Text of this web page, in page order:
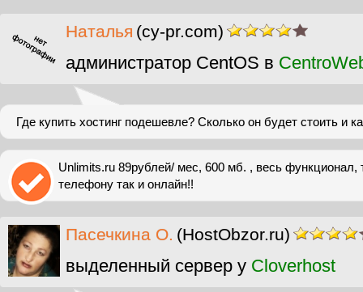
Наталья (cy-pr.com)
администратор CentOS в
Где купить хостинг подешевле? Сколько он будет стоить и
Unlimits.ru 89рублей/ мес, 600 мб. , весь функционал,
телефону так и онлайн!!
Пасечкина О. (HostObzor.ru)
выделенный сервер у Cloverhost